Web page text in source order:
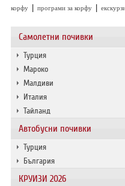
Самолетни почивки
Турция
Мароко
Малдиви
Италия
Тайланд
Автобусни почивки
Турция
България
КРУИЗИ 2026
корфу | програми за корфу |